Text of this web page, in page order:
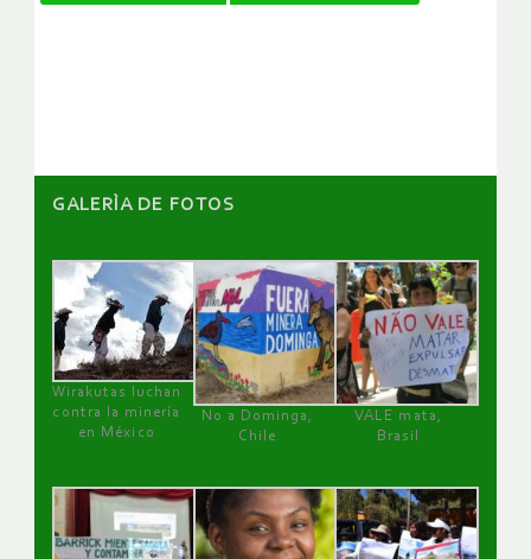
GALERÌA DE FOTOS
Wirakutas luchan
contra la minería
en México
No a Dominga,
Chile
VALE mata,
Brasil